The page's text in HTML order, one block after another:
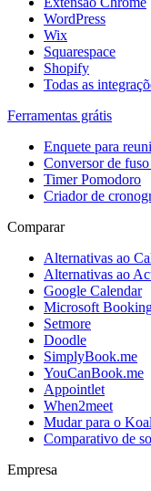
WordPress
Wix
Squarespace
Shopify
Todas as
Ferramentas grátis
Enquete para
Conversor de
Timer Pomodoro
Criador de
Comparar
Alternativas ao
Alternativas ao
Google Calendar
Microsoft
Setmore
Doodle
SimplyBook.me
YouCanBook.me
Appointlet
When2meet
Mudar para o
Comparativo de
Empresa